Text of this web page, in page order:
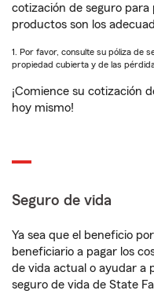
cotización de seguro para
productos son los
1. Por favor, consulte su póliza de
propiedad cubierta y de las
¡Comience su cotización
hoy mismo!
Seguro de vida
Ya sea que el beneficio
beneficiario a pagar los
de vida actual o ayudar a
seguro de vida de State